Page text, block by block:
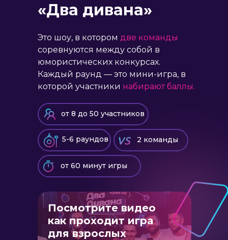
от 60 минут игры
2 команды
5-6 раундов
от 8 до 50 участников
«Два дивана»
Это шоу, в котором две команды
соревнуются между собой в
юмористических конкурсах.
Каждый раунд — это мини-игра, в
которой участники набирают баллы.
Посмотрите видео
как проходит игра
для взрослых